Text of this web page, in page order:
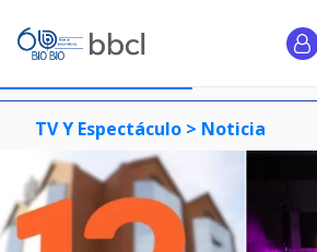
TV Y Espectáculo > Noticia